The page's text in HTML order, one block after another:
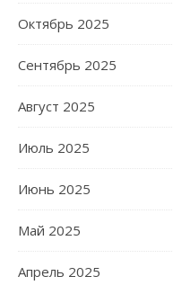
Октябрь 2025
Сентябрь 2025
Август 2025
Июль 2025
Июнь 2025
Май 2025
Апрель 2025